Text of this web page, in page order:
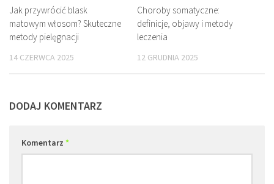
Jak przywrócić blask
matowym włosom? Skuteczne
metody pielęgnacji
14 CZERWCA 2025
Choroby somatyczne:
definicje, objawy i metody
leczenia
12 GRUDNIA 2025
DODAJ KOMENTARZ
Komentarz *